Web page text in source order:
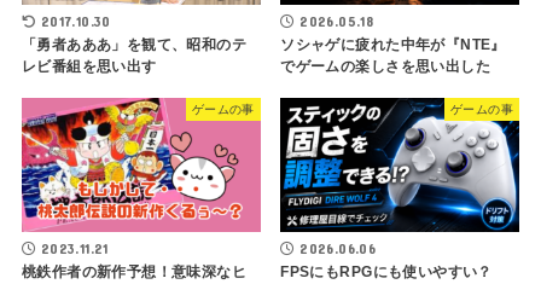
2017.10.30
「勇者あああ」を観て、昭和のテ
レビ番組を思い出す
2026.05.18
ソシャゲに疲れた中年が『NTE』
でゲームの楽しさを思い出した
ゲームの事
2023.11.21
桃鉄作者の新作予想！意味深なヒ
ゲームの事
2026.06.06
FPSにもRPGにも使いやすい？